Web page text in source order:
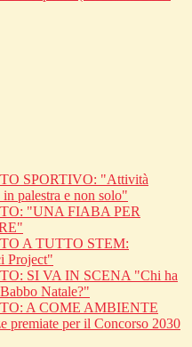
SPORTIVO: "Attività
palestra e non solo"
"UNA FIABA PER
A TUTTO STEM:
Project"
SI VA IN SCENA "Chi ha
Natale?"
A COME AMBIENTE
premiate per il Concorso 2030